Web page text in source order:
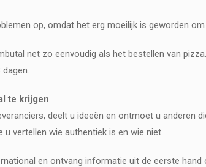
op, omdat het erg moeilijk is geworden
net zo eenvoudig als het bestellen van
te krijgen
deelt u ideeën en ontmoet u anderen
vertellen wie authentiek is en wie niet.
en ontvang informatie uit de eerste hand